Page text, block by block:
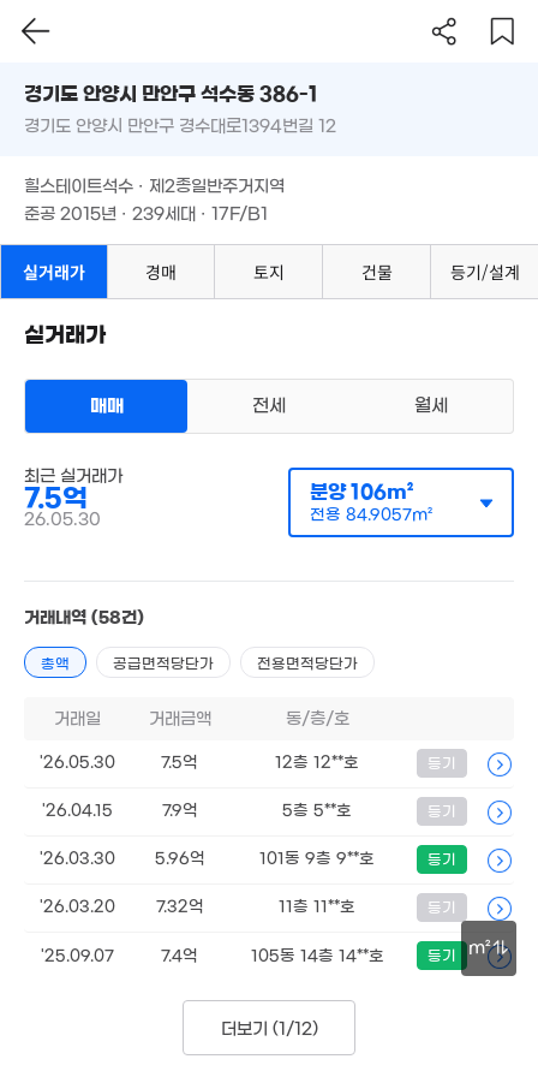
108m²
매매 7억 5000만원
공급106m²
'23. 04
'22. 12
7,346만
'17. 12
만
필터 매물 탐색
경기도 안양시 만안구 석수동 386-1
준공 2015년 · 239세대 · 17F/B1
m²
경기도 안양시 만안구 석수동 386-1
경기도 안양시 만안구 경수대로1394번길 12
힐스테이트석수 · 제2종일반주거지역
준공 2015년 · 239세대 · 17F/B1
실거래가 경매 토지 건물 등기/설계
실거래가
매매 전세 월세
최근 실거래가
7.5억
26.05.30
분양106m²
전용 84.9057m²
거래내역 (58건)
총액 공급면적당단가 전용면적당단가
거래일 거래금액 동/층/호
'26.05.30 7.5억 12층 12**호 등기
'26.04.15 7.9억 5층 5**호 등기
'26.03.30 5.96억 101동 9층 9**호 등기
'26.03.20 7.32억 11층 11**호 등기
'25.09.07 7.4억 105동 14층 14**호 등기
더보기 (1/12)